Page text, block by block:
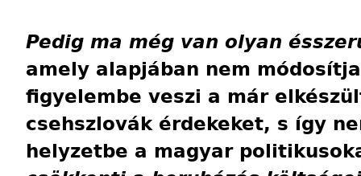
Pedig ma még van olyan
amely alapjában nem
figyelembe veszi a már
csehszlovák érdekeket, s így
helyzetbe a magyar